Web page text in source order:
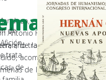
en la que, tras la
Hernández Gil y Don
de la Real Academia de
acompañados en el
de la cultura,
año tras año, las firmas de
de
trata
de